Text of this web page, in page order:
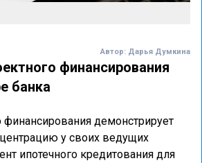
Автор: Дарья Думкина
финансирования
банка
демонстрирует
у своих ведущих
ипотечного кредитования для